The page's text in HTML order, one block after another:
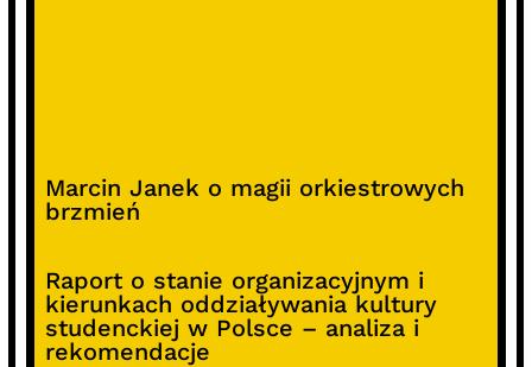
Marcin Janek o magii orkiestrowych
brzmień
Raport o stanie organizacyjnym i
kierunkach oddziaływania kultury
studenckiej w Polsce – analiza i
rekomendacje